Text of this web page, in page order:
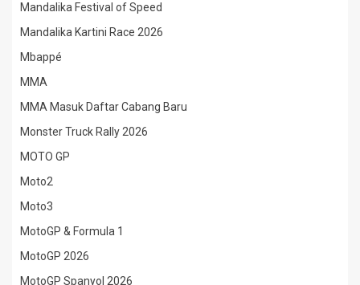
Mandalika Festival of Speed
Mandalika Kartini Race 2026
Mbappé
MMA
MMA Masuk Daftar Cabang Baru
Monster Truck Rally 2026
MOTO GP
Moto2
Moto3
MotoGP & Formula 1
MotoGP 2026
MotoGP Spanyol 2026